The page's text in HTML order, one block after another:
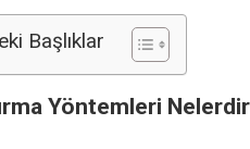
Başlıklar
Yöntemleri